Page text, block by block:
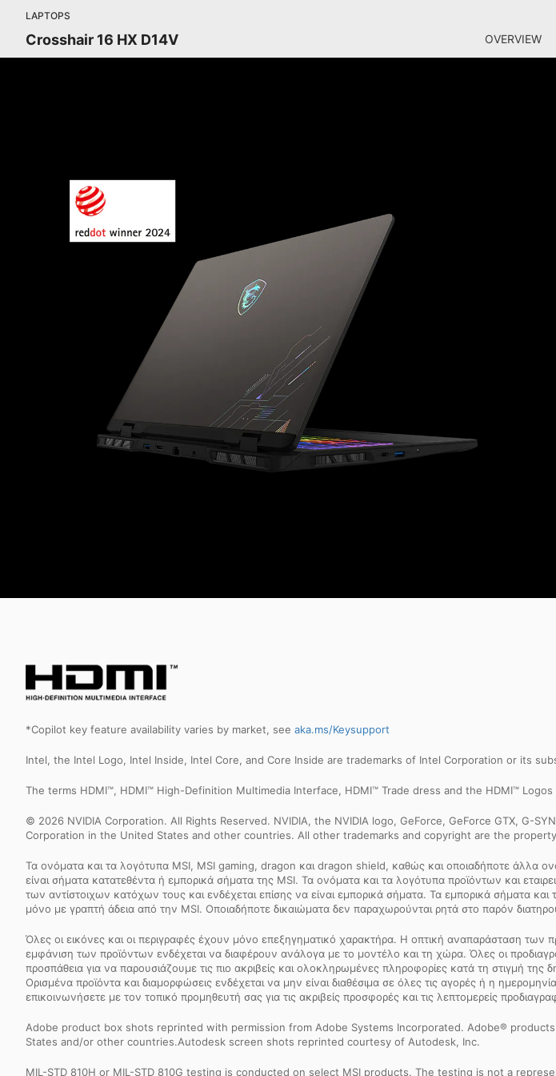
LAPTOPS
Crosshair 16 HX D14V OVERVIEW
*Copilot key feature availability varies by market, see aka.ms/Keysupport
Intel, the Intel Logo, Intel Inside, Intel Core, and Core Inside are trademarks of Intel Corporation or its
The terms HDMI™, HDMI™ High-Definition Multimedia Interface, HDMI™ Trade dress and the HDMI™
© 2026 NVIDIA Corporation. All Rights Reserved. NVIDIA, the NVIDIA logo, GeForce, GeForce GTX, G-
Corporation in the United States and other countries. All other trademarks and copyright are the
Τα ονόματα και τα λογότυπα MSI, MSI gaming, dragon και dragon shield, καθώς και οποιαδήποτε άλλα
είναι σήματα κατατεθέντα ή εμπορικά σήματα της MSI. Τα ονόματα και τα λογότυπα προϊόντων και
των αντίστοιχων κατόχων τους και ενδέχεται επίσης να είναι εμπορικά σήματα. Τα εμπορικά σήματα
μόνο με γραπτή άδεια από την MSI. Οποιαδήποτε δικαιώματα δεν παραχωρούνται ρητά στο παρόν
Όλες οι εικόνες και οι περιγραφές έχουν μόνο επεξηγηματικό χαρακτήρα. Η οπτική αναπαράσταση των
εμφάνιση των προϊόντων ενδέχεται να διαφέρουν ανάλογα με το μοντέλο και τη χώρα. Όλες οι
προσπάθεια για να παρουσιάζουμε τις πιο ακριβείς και ολοκληρωμένες πληροφορίες κατά τη στιγμή
Ορισμένα προϊόντα και διαμορφώσεις ενδέχεται να μην είναι διαθέσιμα σε όλες τις αγορές ή η
επικοινωνήσετε με τον τοπικό προμηθευτή σας για τις ακριβείς προσφορές και τις λεπτομερείς
Adobe product box shots reprinted with permission from Adobe Systems Incorporated. Adobe®
States and/or other countries.Autodesk screen shots reprinted courtesy of Autodesk, Inc.
MIL-STD 810H or MIL-STD 810G testing is conducted on select MSI products. The testing is not a